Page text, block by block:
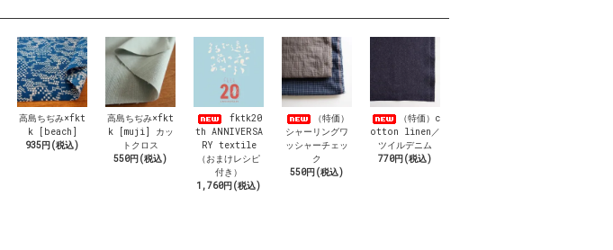
高島ちぢみ×fkt
k [beach]
935円(税込)
高島ちぢみ×fkt
k [muji] カッ
トクロス
550円(税込)
fktk20
th ANNIVERSA
RY textile
（おまけレシピ
付き）
1,760円(税込)
（特価）
シャーリングワ
ッシャーチェッ
ク
550円(税込)
（特価）c
otton linen／
ツイルデニム
770円(税込)